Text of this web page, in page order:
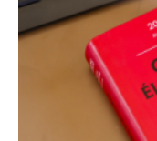
situation
d’État
confirme